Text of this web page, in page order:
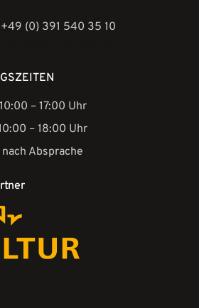
+49 (0) 391 540 35 10
– 17:00 Uhr
– 18:00 Uhr
Absprache